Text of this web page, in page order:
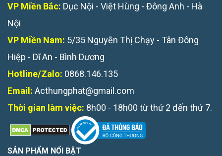
VP Miền Bắc: Dục Nội - Việt Hùng - Đông Anh - Hà
Nội
VP Miền Nam: 5/35 Nguyễn Thị Chạy - Tân Đông
Hiệp - Dĩ An - Bình Dương
Hotline/Zalo: 0868.146.135
Email: Acthungphat@gmail.com
Thời gian làm việc: 8h00 - 18h00 từ thứ 2 đến thứ 7.
SẢN PHẨM NỔI BẬT